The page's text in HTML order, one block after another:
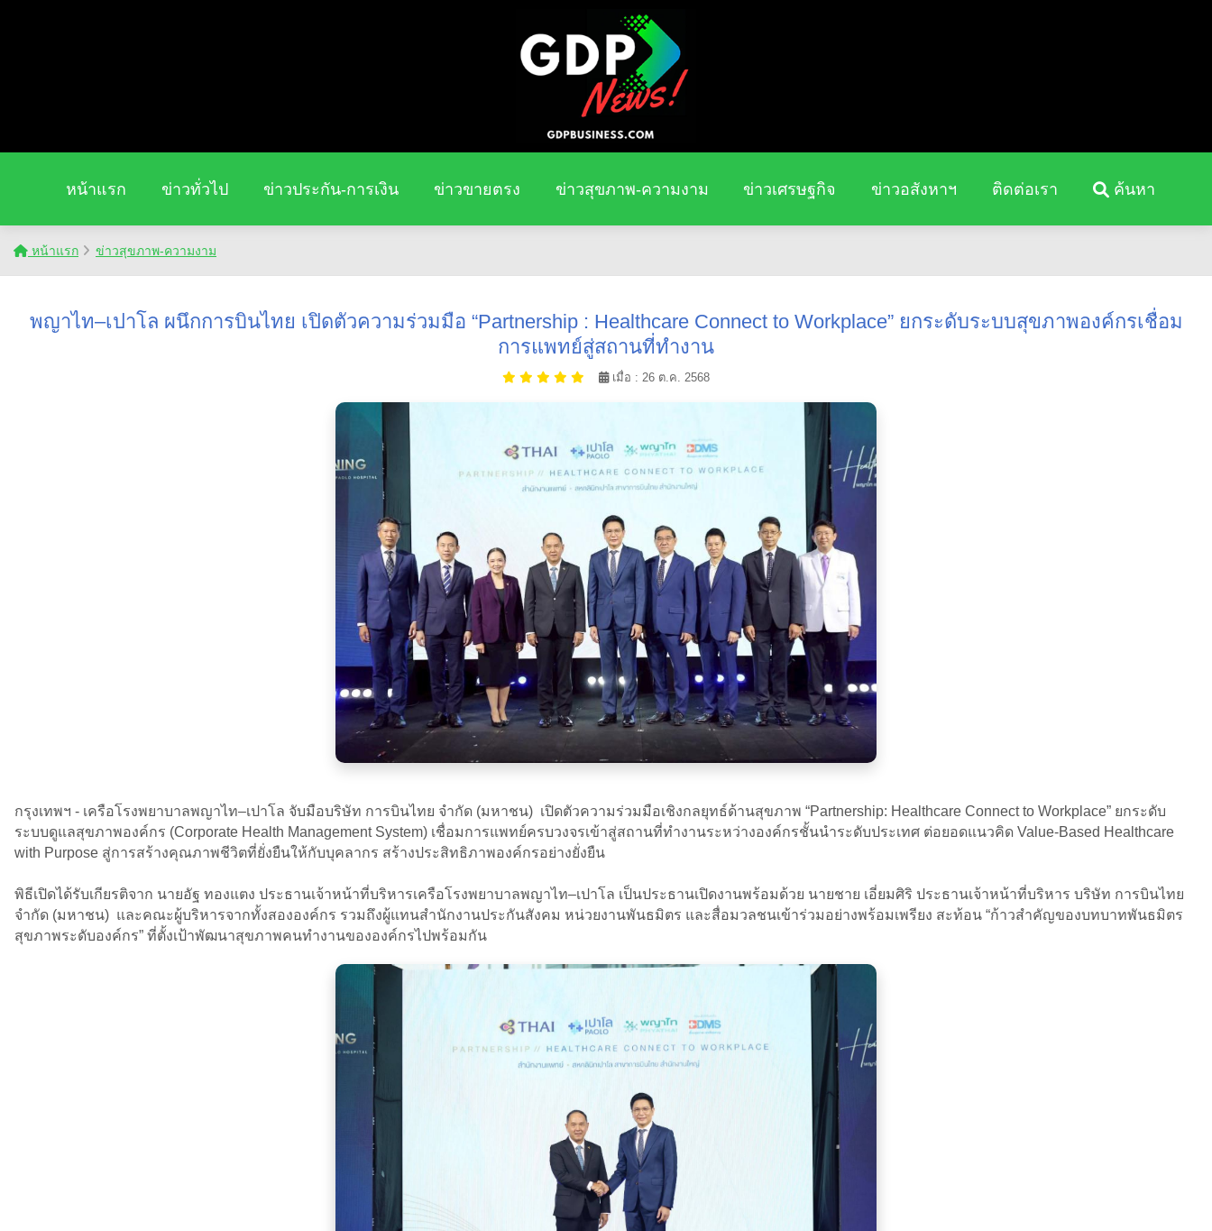
หน้าแรก ข่าวทั่วไป ข่าวประกัน-การเงิน ข่าวขายตรง ข่าวสุขภาพ-ความงาม ข่าวเศรษฐกิจ ข่าวอสังหาฯ ติดต่อเรา ค้นหา
หน้าแรก ข่าวสุขภาพ-ความงาม
พญาไท–เปาโล ผนึกการบินไทย เปิดตัวความร่วมมือ “Partnership : Healthcare Connect to Workplace” ยกระดับระบบสุขภาพองค์กรเชื่อม
การแพทย์สู่สถานที่ทำงาน
เมื่อ : 26 ต.ค. 2568
กรุงเทพฯ - เครือโรงพยาบาลพญาไท–เปาโล จับมือบริษัท การบินไทย จำกัด (มหาชน) เปิดตัวความร่วมมือเชิงกลยุทธ์ด้านสุขภาพ “Partnership: Healthcare Connect to Workplace” ยกระดับ
ระบบดูแลสุขภาพองค์กร (Corporate Health Management System) เชื่อมการแพทย์ครบวงจรเข้าสู่สถานที่ทำงานระหว่างองค์กรชั้นนำระดับประเทศ ต่อยอดแนวคิด Value-Based Healthcare
with Purpose สู่การสร้างคุณภาพชีวิตที่ยั่งยืนให้กับบุคลากร สร้างประสิทธิภาพองค์กรอย่างยั่งยืน
พิธีเปิดได้รับเกียรติจาก นายอัฐ ทองแตง ประธานเจ้าหน้าที่บริหารเครือโรงพยาบาลพญาไท–เปาโล เป็นประธานเปิดงานพร้อมด้วย นายชาย เอี่ยมศิริ ประธานเจ้าหน้าที่บริหาร บริษัท การบินไทย
จำกัด (มหาชน) และคณะผู้บริหารจากทั้งสององค์กร รวมถึงผู้แทนสำนักงานประกันสังคม หน่วยงานพันธมิตร และสื่อมวลชนเข้าร่วมอย่างพร้อมเพรียง สะท้อน “ก้าวสำคัญของบทบาทพันธมิตร
สุขภาพระดับองค์กร” ที่ตั้งเป้าพัฒนาสุขภาพคนทำงานขององค์กรไปพร้อมกัน